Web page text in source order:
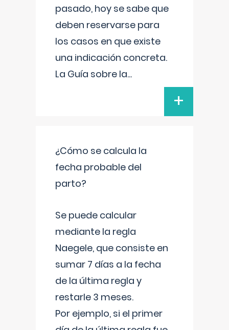
pasado, hoy se sabe que
deben reservarse para
los casos en que existe
una indicación concreta.
La Guía sobre la...
+
¿Cómo se calcula la
fecha probable del
parto?
Se puede calcular
mediante la regla
Naegele, que consiste en
sumar 7 días a la fecha
de la última regla y
restarle 3 meses.
Por ejemplo, si el primer